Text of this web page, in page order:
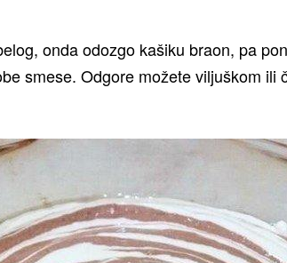
onda odozgo kašiku braon, pa
smese. Odgore možete viljuškom ili